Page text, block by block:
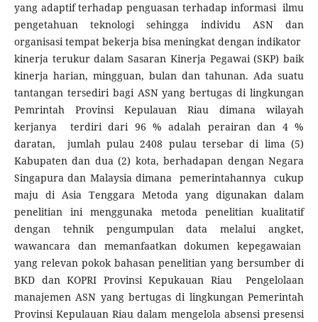
yang adaptif terhadap penguasan terhadap informasi ilmu
pengetahuan teknologi sehingga individu ASN dan
organisasi tempat bekerja bisa meningkat dengan indikator
kinerja terukur dalam Sasaran Kinerja Pegawai (SKP) baik
kinerja harian, mingguan, bulan dan tahunan. Ada suatu
tantangan tersediri bagi ASN yang bertugas di lingkungan
Pemrintah Provinsi Kepulauan Riau dimana wilayah
kerjanya terdiri dari 96 % adalah perairan dan 4 %
daratan, jumlah pulau 2408 pulau tersebar di lima (5)
Kabupaten dan dua (2) kota, berhadapan dengan Negara
Singapura dan Malaysia dimana pemerintahannya cukup
maju di Asia Tenggara Metoda yang digunakan dalam
penelitian ini menggunaka metoda penelitian kualitatif
dengan tehnik pengumpulan data melalui angket,
wawancara dan memanfaatkan dokumen kepegawaian
yang relevan pokok bahasan penelitian yang bersumber di
BKD dan KOPRI Provinsi Kepukauan Riau Pengelolaan
manajemen ASN yang bertugas di lingkungan Pemerintah
Provinsi Kepulauan Riau dalam mengelola absensi presensi